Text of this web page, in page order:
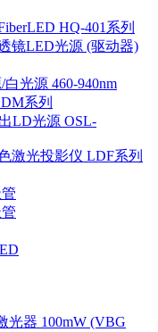
HQ-401系列
镜LED光源 (驱动器)
光源 460-940nm
系列
LD光源 OSL-
激光投影仪 LDF系列
光器 100mW (VBG